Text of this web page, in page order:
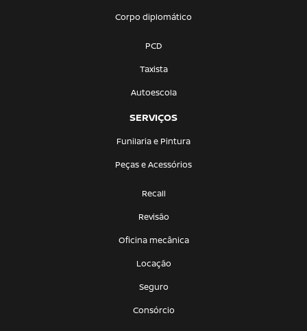
Corpo diplomático
PCD
Taxista
Autoescola
SERVIÇOS
Funilaria e Pintura
Peças e Acessórios
Recall
Revisão
Oficina mecânica
Locação
Seguro
Consórcio